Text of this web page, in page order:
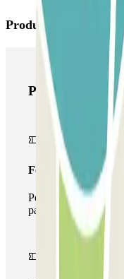
Produits Parclick
Produits Parclick
Forfait Simple
Pendant votre séjour,
parking qu'une seule